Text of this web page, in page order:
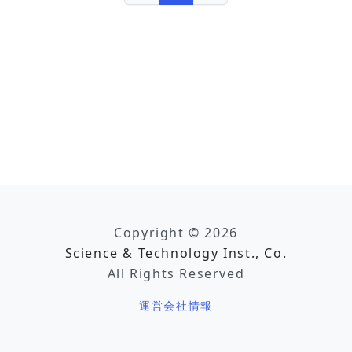
Copyright © 2026
Science & Technology Inst., Co.
All Rights Reserved
運営会社情報